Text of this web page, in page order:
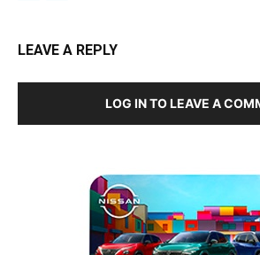
LEAVE A REPLY
LOG IN TO LEAVE A